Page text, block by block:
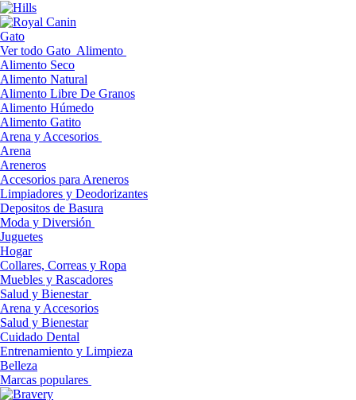
Gato
Ver todo Gato Alimento
Alimento Seco
Alimento Natural
Alimento Libre De Granos
Alimento Húmedo
Alimento Gatito
Arena y Accesorios
Arena
Areneros
Accesorios para Areneros
Limpiadores y Deodorizantes
Depositos de Basura
Moda y Diversión
Juguetes
Hogar
Collares, Correas y Ropa
Muebles y Rascadores
Salud y Bienestar
Arena y Accesorios
Salud y Bienestar
Cuidado Dental
Entrenamiento y Limpieza
Belleza
Marcas populares